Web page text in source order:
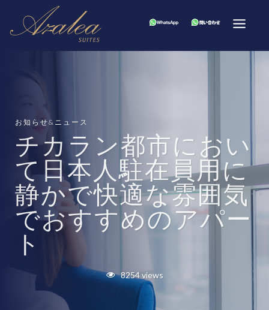
お知らせ&ニュース
チカラン都市におい
て日本人駐在員用に
静かで快適な雰囲気
でおすすめのアパー
ト
8254 views